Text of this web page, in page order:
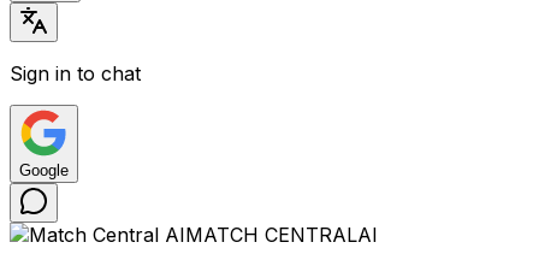
Sign in to chat
Google
MATCH CENTRALAI